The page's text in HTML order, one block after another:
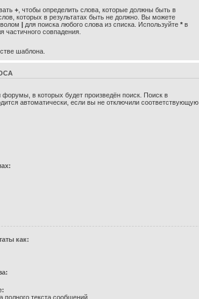
+, чтобы определить слова, которые должны быть в
которых в результатах быть не должно. Вы можете
для поиска любого слова из списка. Используйте *в
частичного совпадения.
шаблона.
в которых будет произведён поиск. Поиск в
автоматически, если вы не отключили соответствующую
как:
полного текста сообщений.